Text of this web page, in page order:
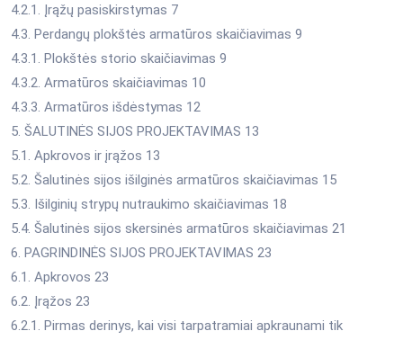
4.2.1. Įrąžų pasiskirstymas 7
4.3. Perdangų plokštės armatūros skaičiavimas 9
4.3.1. Plokštės storio skaičiavimas 9
4.3.2. Armatūros skaičiavimas 10
4.3.3. Armatūros išdėstymas 12
5. ŠALUTINĖS SIJOS PROJEKTAVIMAS 13
5.1. Apkrovos ir įrąžos 13
5.2. Šalutinės sijos išilginės armatūros skaičiavimas 15
5.3. Išilginių strypų nutraukimo skaičiavimas 18
5.4. Šalutinės sijos skersinės armatūros skaičiavimas 21
6. PAGRINDINĖS SIJOS PROJEKTAVIMAS 23
6.1. Apkrovos 23
6.2. Įrąžos 23
6.2.1. Pirmas derinys, kai visi tarpatramiai apkraunami tik